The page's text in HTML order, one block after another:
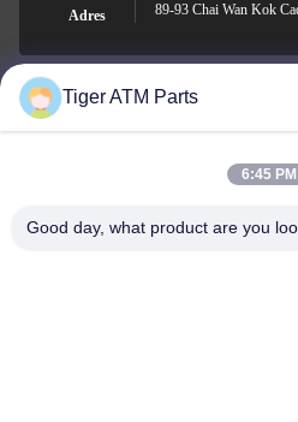
Adres
89-93 Chai Wan Kok
Tiger ATM Parts
6:45 PM
Good day, what product are you